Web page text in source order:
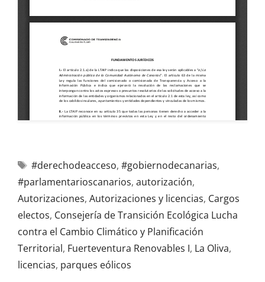
#derechodeacceso, #gobiernodecanarias,
#parlamentarioscanarios, autorización,
Autorizaciones, Autorizaciones y licencias, Cargos
electos, Consejería de Transición Ecológica Lucha
contra el Cambio Climático y Planificación
Territorial, Fuerteventura Renovables I, La Oliva,
licencias, parques eólicos